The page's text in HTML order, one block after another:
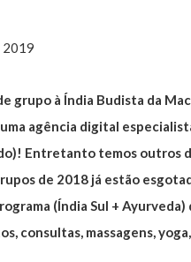
grupo à Índia Budista da
agência digital
Entretanto temos outros
de 2018 já estão
(Índia Sul +
consultas, massagens,